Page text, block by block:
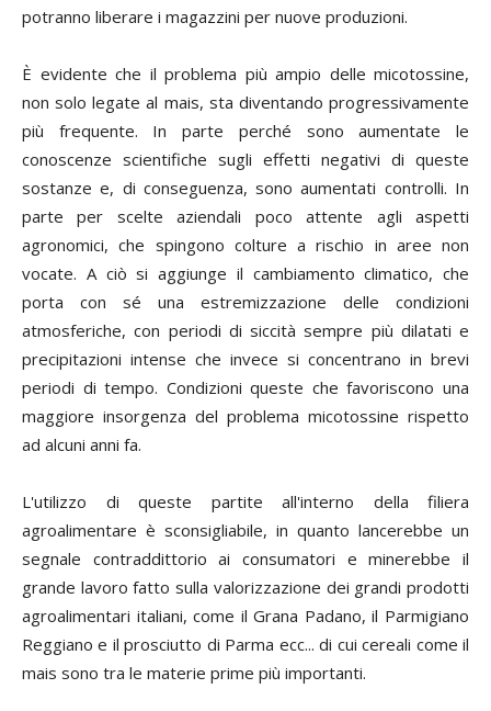
potranno liberare i magazzini per nuove produzioni.
È evidente che il problema più ampio delle micotossine,
non solo legate al mais, sta diventando progressivamente
più frequente. In parte perché sono aumentate le
conoscenze scientifiche sugli effetti negativi di queste
sostanze e, di conseguenza, sono aumentati controlli. In
parte per scelte aziendali poco attente agli aspetti
agronomici, che spingono colture a rischio in aree non
vocate. A ciò si aggiunge il cambiamento climatico, che
porta con sé una estremizzazione delle condizioni
atmosferiche, con periodi di siccità sempre più dilatati e
precipitazioni intense che invece si concentrano in brevi
periodi di tempo. Condizioni queste che favoriscono una
maggiore insorgenza del problema micotossine rispetto
ad alcuni anni fa.
L'utilizzo di queste partite all'interno della filiera
agroalimentare è sconsigliabile, in quanto lancerebbe un
segnale contraddittorio ai consumatori e minerebbe il
grande lavoro fatto sulla valorizzazione dei grandi prodotti
agroalimentari italiani, come il Grana Padano, il Parmigiano
Reggiano e il prosciutto di Parma ecc... di cui cereali come il
mais sono tra le materie prime più importanti.